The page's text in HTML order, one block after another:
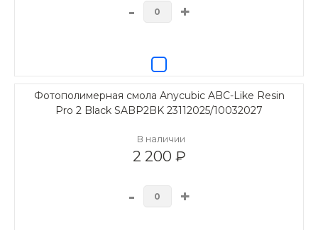
- +
Фотополимерная смола Anycubic ABC-Like Resin
Pro 2 Black SABP2BK 23112025/10032027
В наличии
2 200 ₽
- +